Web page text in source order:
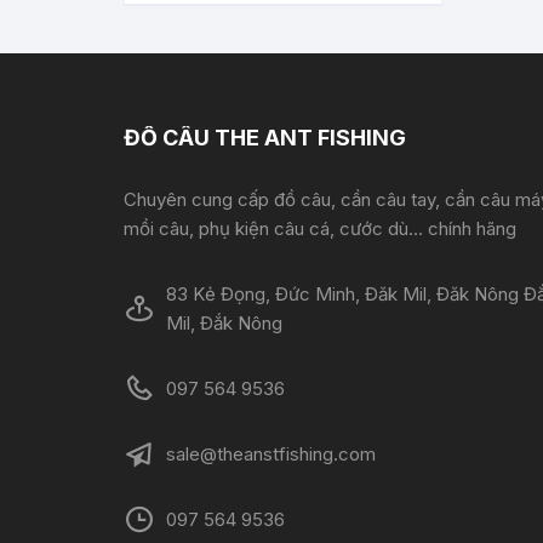
ĐỒ CÂU THE ANT FISHING
Chuyên cung cấp đồ câu, cần câu tay, cần câu
mồi câu, phụ kiện câu cá, cước dù... chính hãng
83 Kẻ Đọng, Đức Minh, Đăk Mil, Đăk Nông
Mil, Đắk Nông
097 564 9536
sale@theanstfishing.com
097 564 9536